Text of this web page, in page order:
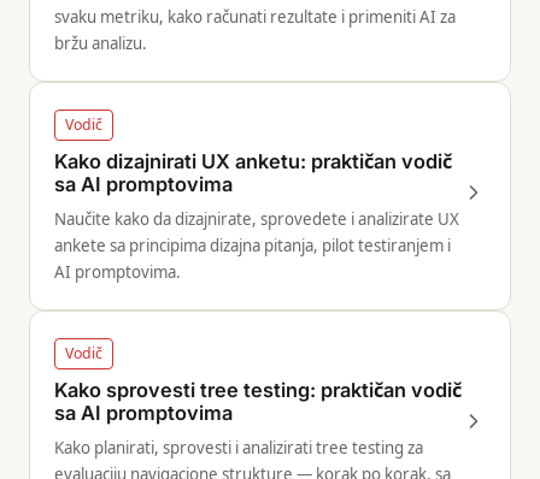
svaku metriku, kako računati rezultate i primeniti AI za
bržu analizu.
Vodič
Kako dizajnirati UX anketu: praktičan vodič
sa AI promptovima
Naučite kako da dizajnirate, sprovedete i analizirate UX
ankete sa principima dizajna pitanja, pilot testiranjem i
AI promptovima.
Vodič
Kako sprovesti tree testing: praktičan vodič
sa AI promptovima
Kako planirati, sprovesti i analizirati tree testing za
evaluaciju navigacione strukture — korak po korak, sa